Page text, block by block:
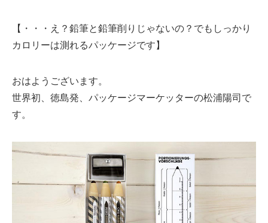
【・・・え？鉛筆と鉛筆削りじゃないの？でもしっかり
カロリーは測れるパッケージです】
おはようございます。
世界初、徳島発、パッケージマーケッターの松浦陽司で
す。